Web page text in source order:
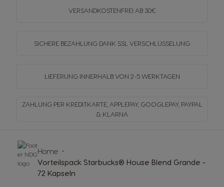
VERSANDKOSTENFREI AB 30€
SICHERE BEZAHLUNG DANK SSL VERSCHLÜSSELUNG
LIEFERUNG INNERHALB VON 2-5 WERKTAGEN
ZAHLUNG PER KREDITKARTE, APPLEPAY, GOOGLEPAY, PAYPAL
& KLARNA
Home
Vorteilspack Starbucks® House Blend Grande -
72 Kapseln